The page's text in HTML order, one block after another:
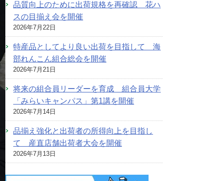
品質向上のために出荷規格を再確認 花ハ
スの目揃え会を開催
2026年7月22日
特産品としてより良い出荷を目指して 海
部れんこん組合総会を開催
2026年7月21日
将来の組合員リーダーを育成 組合員大学
「みらいキャンパス」第1講を開催
2026年7月14日
品揃え強化と出荷者の所得向上を目指し
て 産直店舗出荷者大会を開催
2026年7月13日